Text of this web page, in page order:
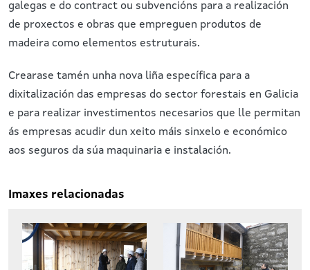
galegas e do contract ou subvencións para a realización
de proxectos e obras que empreguen produtos de
madeira como elementos estruturais.
Crearase tamén unha nova liña específica para a
dixitalización das empresas do sector forestais en Galicia
e para realizar investimentos necesarios que lle permitan
ás empresas acudir dun xeito máis sinxelo e económico
aos seguros da súa maquinaria e instalación.
Imaxes relacionadas